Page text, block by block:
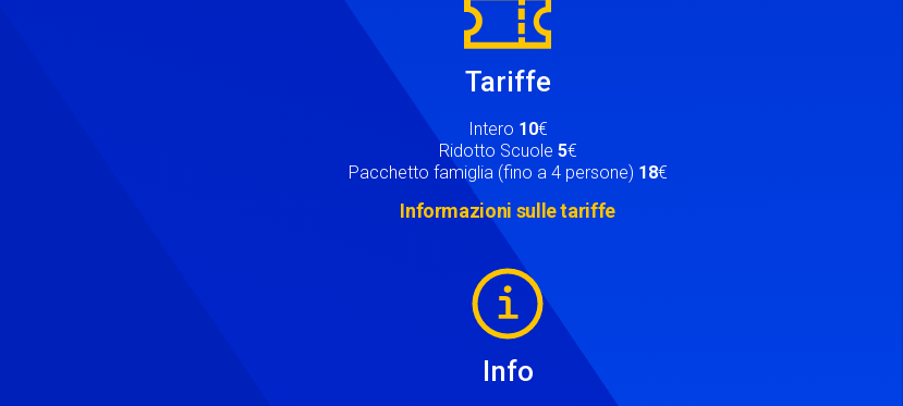
Tariffe
Intero 10€
Ridotto Scuole 5€
Pacchetto famiglia (fino a 4 persone) 18€
Informazioni sulle tariffe
Info